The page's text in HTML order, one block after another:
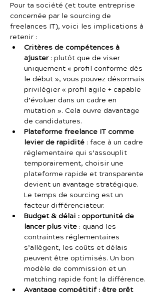
Pour ta société (et toute entreprise
concernée par le sourcing de
freelances IT), voici les implications à
retenir :
Critères de compétences à
ajuster : plutôt que de viser
uniquement « profil conforme dès
le début », vous pouvez désormais
privilégier « profil agile + capable
d’évoluer dans un cadre en
mutation ». Cela ouvre davantage
de candidatures.
Plateforme freelance IT comme
levier de rapidité : face à un cadre
réglementaire qui s’assouplit
temporairement, choisir une
plateforme rapide et transparente
devient un avantage stratégique.
Le temps de sourcing est un
facteur différenciateur.
Budget & délai : opportunité de
lancer plus vite : quand les
contraintes réglementaires
s’allègent, les coûts et délais
peuvent être optimisés. Un bon
modèle de commission et un
matching rapide font la différence.
Avantage compétitif : être prêt